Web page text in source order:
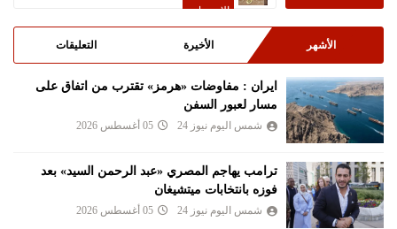
الاوسط
الأشهر الأخيرة التعليقات
ايران : مفاوضات «هرمز» تقترب من اتفاق على
مسار لعبور السفن
شمس اليوم نيوز 24 05 أغسطس 2026
ترامب يهاجم المصري «عبد الرحمن السيد» بعد
فوزه بانتخابات ميتشيغان
شمس اليوم نيوز 24 05 أغسطس 2026